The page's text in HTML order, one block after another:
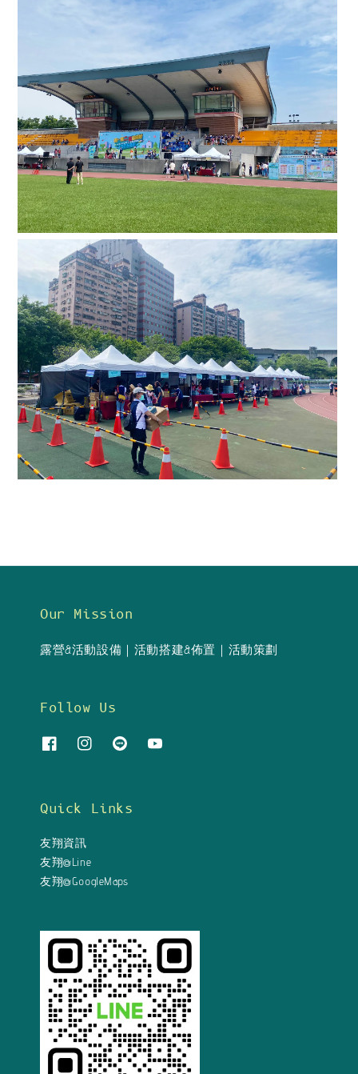
Our Mission
露營&活動設備｜活動搭建&佈置｜活動策劃
Follow Us
Quick Links
友翔資訊
友翔@Line
友翔@GoogleMaps